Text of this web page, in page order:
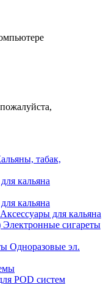
табак,
кальяна
кальяна
Аксессуары для кальяна
Электронные сигареты
Одноразовые эл.